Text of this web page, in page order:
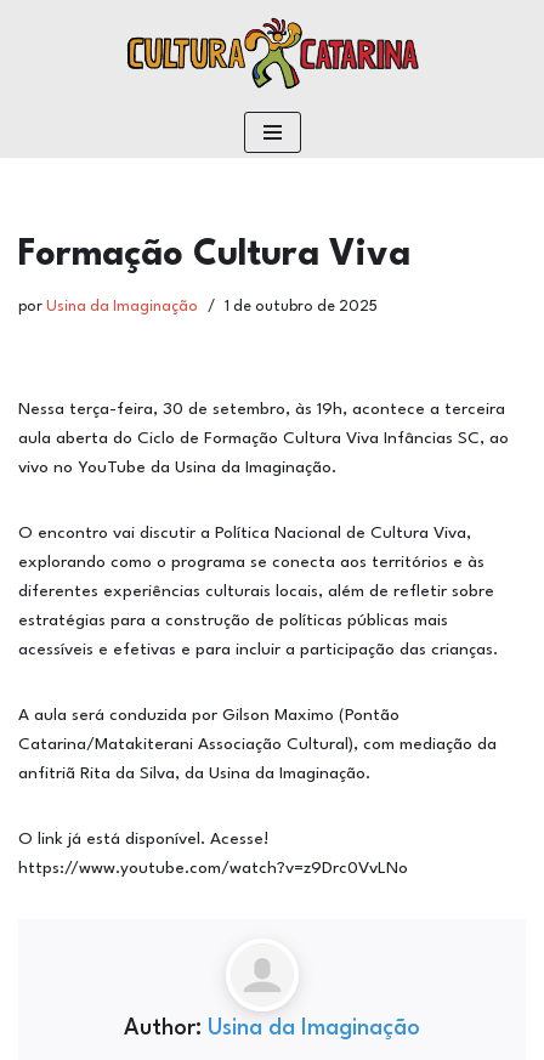
Formação Cultura Viva
por Usina da Imaginação 1 de outubro de 2025
Nessa terça-feira, 30 de setembro, às 19h, acontece a terceira
aula aberta do Ciclo de Formação Cultura Viva Infâncias SC, ao
vivo no YouTube da Usina da Imaginação.
O encontro vai discutir a Política Nacional de Cultura Viva,
explorando como o programa se conecta aos territórios e às
diferentes experiências culturais locais, além de refletir sobre
estratégias para a construção de políticas públicas mais
acessíveis e efetivas e para incluir a participação das crianças.
A aula será conduzida por Gilson Maximo (Pontão
Catarina/Matakiterani Associação Cultural), com mediação da
anfitriã Rita da Silva, da Usina da Imaginação.
O link já está disponível. Acesse!
https://www.youtube.com/watch?v=z9Drc0VvLNo
Author: Usina da Imaginação